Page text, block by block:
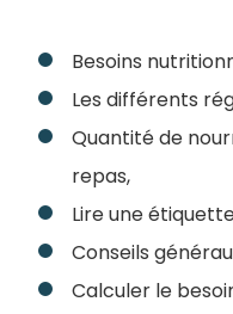
Besoins
Les différents
Quantité de
repas,
Lire une
Conseils
Calculer le